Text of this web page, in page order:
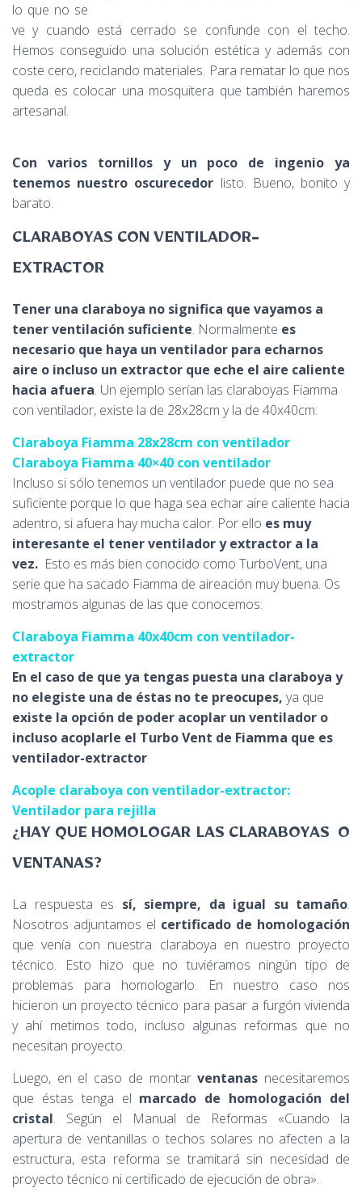
lo que no se
ve y cuando está cerrado se confunde con el techo.
Hemos conseguido una solución estética y además con
coste cero, reciclando materiales. Para rematar lo que nos
queda es colocar una mosquitera que también haremos
artesanal.
Con varios tornillos y un poco de ingenio ya
tenemos nuestro oscurecedor listo. Bueno, bonito y
barato.
CLARABOYAS CON VENTILADOR-
EXTRACTOR
Tener una claraboya no significa que vayamos a
tener ventilación suficiente. Normalmente es
necesario que haya un ventilador para echarnos
aire o incluso un extractor que eche el aire caliente
hacia afuera. Un ejemplo serían las claraboyas Fiamma
con ventilador, existe la de 28x28cm y la de 40x40cm:
Claraboya Fiamma 28x28cm con ventilador
Claraboya Fiamma 40×40 con ventilador
Incluso si sólo tenemos un ventilador puede que no sea
suficiente porque lo que haga sea echar aire caliente hacia
adentro, si afuera hay mucha calor. Por ello es muy
interesante el tener ventilador y extractor a la
vez. Esto es más bien conocido como TurboVent, una
serie que ha sacado Fiamma de aireación muy buena. Os
mostramos algunas de las que conocemos:
Claraboya Fiamma 40x40cm con ventilador-
extractor
En el caso de que ya tengas puesta una claraboya y
no elegiste una de éstas no te preocupes, ya que
existe la opción de poder acoplar un ventilador o
incluso acoplarle el Turbo Vent de Fiamma que es
ventilador-extractor
Acople claraboya con ventilador-extractor:
Ventilador para rejilla
¿HAY QUE HOMOLOGAR LAS CLARABOYAS O
VENTANAS?
La respuesta es sí, siempre, da igual su tamaño.
Nosotros adjuntamos el certificado de homologación
que venía con nuestra claraboya en nuestro proyecto
técnico. Esto hizo que no tuviéramos ningún tipo de
problemas para homologarlo. En nuestro caso nos
hicieron un proyecto técnico para pasar a furgón vivienda
y ahí metimos todo, incluso algunas reformas que no
necesitan proyecto.
Luego, en el caso de montarventanas necesitaremos
que éstas tenga el marcado de homologación del
cristal. Según el Manual de Reformas «Cuando la
apertura de ventanillas o techos solares no afecten a la
estructura, esta reforma se tramitará sin necesidad de
proyecto técnico ni certificado de ejecución de obra».